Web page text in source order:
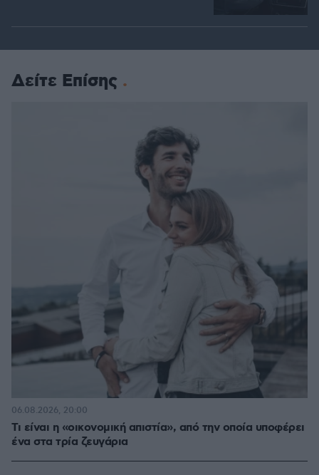
Δείτε Επίσης
Τι είναι η «οικονομική απιστία», από την οποία υποφέρει
ένα στα τρία ζευγάρια
06.08.2026, 20:00